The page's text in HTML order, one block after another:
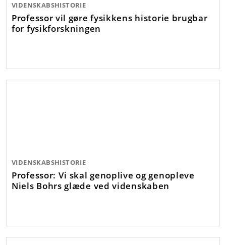
VIDENSKABSHISTORIE
Professor vil gøre fysikkens historie brugbar
for fysikforskningen
VIDENSKABSHISTORIE
Professor: Vi skal genoplive og genopleve
Niels Bohrs glæde ved videnskaben